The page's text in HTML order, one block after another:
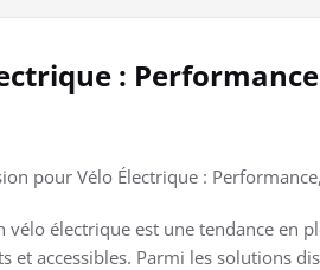
:
pour Vélo Électrique :
électrique est une tendance en
et accessibles. Parmi les solutions